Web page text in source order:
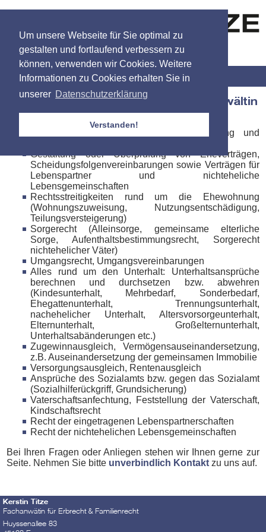
Um unsere Webseite für Sie optimal zu
gestalten und fortlaufend verbessern zu
können, verwenden wir Cookies. Weitere
Informationen zu Cookies erhalten Sie in
unserer Datenschutzerklärung
Verstanden!
Menü
Rechtsanwältin Kerstin Titze - Fachanwältin
für Familienrecht
Außergerichtliche und gerichtliche Beratung und
Gestaltung oder Überprüfung von Eheverträgen,
Scheidungsfolgenvereinbarungen sowie Verträgen für
Lebenspartner und nichteheliche
Lebensgemeinschaften
Rechtsstreitigkeiten rund um die Ehewohnung
(Wohnungszuweisung, Nutzungsentschädigung,
Teilungsversteigerung)
Sorgerecht (Alleinsorge, gemeinsame elterliche
Sorge, Aufenthaltsbestimmungsrecht, Sorgerecht
nichtehelicher Väter)
Umgangsrecht, Umgangsvereinbarungen
Alles rund um den Unterhalt: Unterhaltsansprüche
berechnen und durchsetzen bzw. abwehren
(Kindesunterhalt, Mehrbedarf, Sonderbedarf,
Ehegattenunterhalt, Trennungsunterhalt,
nachehelicher Unterhalt, Altersvorsorgeunterhalt,
Elternunterhalt, Großelternunterhalt,
Unterhaltsabänderungen etc.)
Zugewinnausgleich, Vermögensauseinandersetzung,
z.B. Auseinandersetzung der gemeinsamen Immobilie
Versorgungsausgleich, Rentenausgleich
Ansprüche des Sozialamts bzw. gegen das Sozialamt
(Sozialhilferückgriff, Grundsicherung)
Vaterschaftsanfechtung, Feststellung der Vaterschaft,
Kindschaftsrecht
Recht der eingetragenen Lebenspartnerschaften
Recht der nichtehelichen Lebensgemeinschaften
Bei Ihren Fragen oder Anliegen stehen wir Ihnen gerne zur
Seite. Nehmen Sie bitte unverbindlich Kontakt zu uns auf.
Kerstin Titze
Fachanwätin für Erbrecht & Familienrecht
Huyssenallee 83